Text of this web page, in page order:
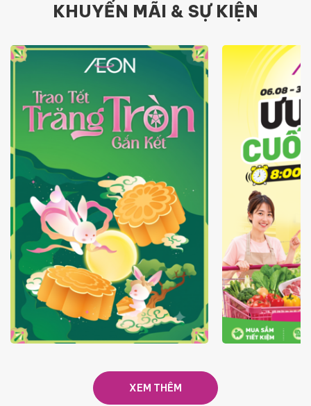
KHUYẾN MÃI & SỰ KIỆN
TRAO TẾT TRĂNG TRÒN GẮN
GIÁ LUÔN
XEM THÊM